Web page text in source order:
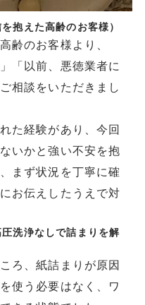
抱えた高齢のお客様）
齢のお客様より、
「以前、悪徳業者に
相談をいただきまし
た経験があり、今回
いかと強い不安を抱
まず状況を丁寧に確
お伝えしたうえで対
洗浄なしで詰まりを解
ろ、紙詰まりが原因
使う必要はなく、ワ